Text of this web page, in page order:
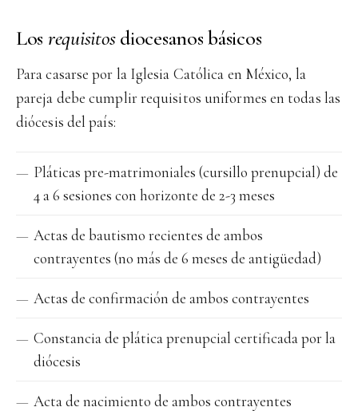
Los requisitosdiocesanos básicos
Para casarse por la Iglesia Católica en México, la
pareja debe cumplir requisitos uniformes en todas las
diócesis del país:
Pláticas pre-matrimoniales (cursillo prenupcial) de
4 a 6 sesiones con horizonte de 2-3 meses
Actas de bautismo recientes de ambos
contrayentes (no más de 6 meses de antigüedad)
Actas de confirmación de ambos contrayentes
Constancia de plática prenupcial certificada por la
diócesis
Acta de nacimiento de ambos contrayentes